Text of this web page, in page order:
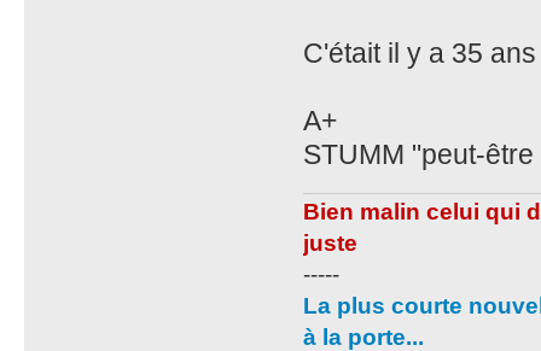
C'était il y a 35 ans
A+
STUMM "peut-
Bien malin celui qui
juste
-----
La plus courte
à la porte...